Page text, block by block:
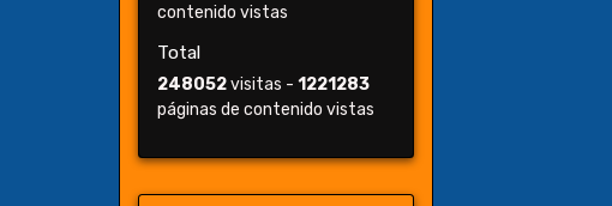
contenido vistas
Total
248052visitas -1221283
páginas de contenido vistas